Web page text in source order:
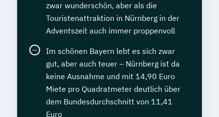
zwar wunderschön, aber als die
Touristenattraktion in Nürnberg in der
Adventszeit auch immer proppenvoll
Im schönen Bayern lebt es sich zwar
gut, aber auch teuer – Nürnberg ist da
keine Ausnahme und mit 14,90 Euro
Miete pro Quadratmeter deutlich über
dem Bundesdurchschnitt von 11,41
Euro